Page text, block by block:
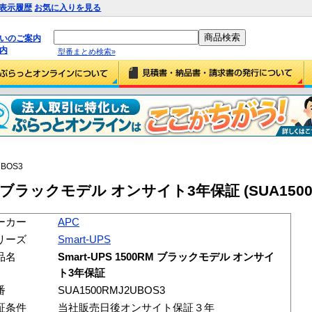
示履歴 お気に入りを見る
のご案内
型番まとめ検索»
ラックモデル オンサイト3年保証
カー
APC
ーズ
Smart-UPS
名
Smart-UPS 1500RM ブラックモデル オンサイ
ト3年保証
SUA1500RMJ2UBOS3
条件
当社販売日後オンサイト保証３年